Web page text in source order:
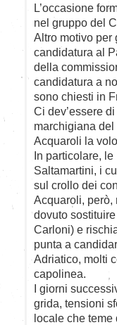
L’occasione
nel gruppo del
Altro motivo per
candidatura al
della
candidatura a
sono chiesti in
Ci dev’essere
marchigiana
Acquaroli la
In particolare,
Saltamartini, i
sul crollo dei
Acquaroli, però,
dovuto
Carloni) e
punta a
Adriatico, molti
capolinea.
I giorni
grida, tensioni
locale che